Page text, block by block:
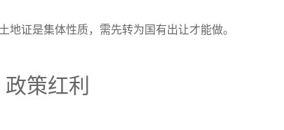
地证是集体性质，需先转为国有出让才能做。
策红利